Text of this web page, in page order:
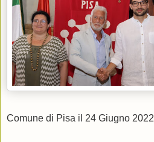
Comune di Pisa il 24 Giugno 2022